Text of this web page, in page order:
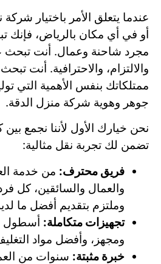
عندما يتعلق الأمر باختيار شركة
أو في أي مكان بالرياض، فإنك
مجرد شاحنة وعمال. أنت تبحث
والالتزام، والاحترافية. أنت
ممتلكاتك بنفس الأهمية التي
جوهر وهوية شركة منزل الدقة.
نحن خيارك الأول لأننا نجمع بين
تضمن لك تجربة نقل مثالية:
فريق محترف: من خدمة
والعمال والسائقين، كل
وملتزم بتقديم أفضل ما
تجهيزات متكاملة: أسطول
ومجهز، وأفضل مواد
خبرة مثبتة: سنوات من